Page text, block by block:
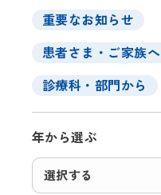
重要なお知らせ
患者さま・ご家族へ
診療科・部門から
年から選ぶ